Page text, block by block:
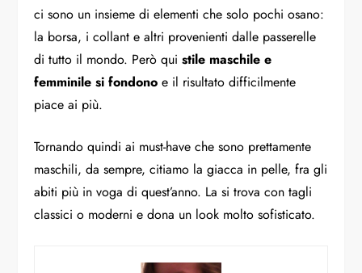
ci sono un insieme di elementi che solo pochi osano:
la borsa, i collant e altri provenienti dalle passerelle
di tutto il mondo. Però quistile maschile e
femminile si fondonoe il risultato difficilmente
piace ai più.
Tornando quindi ai must-have che sono prettamente
maschili, da sempre, citiamo la giacca in pelle, fra gli
abiti più in voga di quest’anno. La si trova con tagli
classici o moderni e dona un look molto sofisticato.